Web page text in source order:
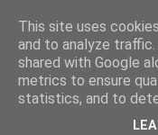
Das
Der
Spirituosen und das
This site uses
and to analyze traffic.
shared with Google
metrics to ensure
statistics, and to